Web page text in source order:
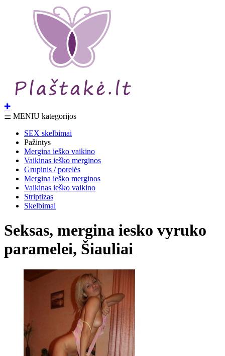
✚
⚌ MENIU kategorijos
SEX skelbimai
Pažintys
Mergina ieško vaikino
Vaikinas ieško merginos
Grupinis / porelės
Mergina ieško merginos
Vaikinas ieško vaikino
Striptizas
Skelbimai
Seksas, mergina iesko vyruko
paramelei, Šiauliai